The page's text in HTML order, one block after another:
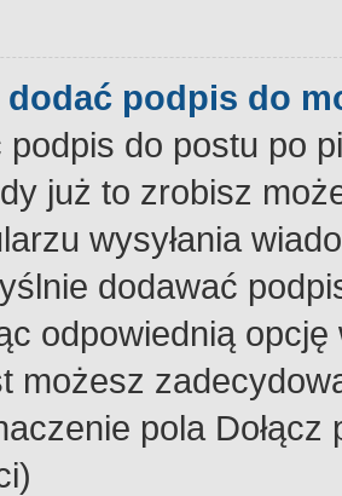
dodać podpis do
podpis do postu po
już to zrobisz
wysyłania
dodawać
odpowiednią
możesz
pola